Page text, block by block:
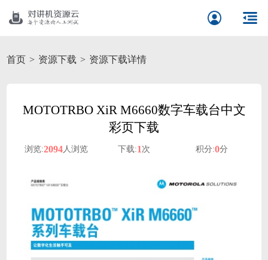
首页 资源下载 资源下载详情
MOTOTRBO XiR M6660数字车载台中文
彩页下载
浏览:2094人浏览 下载:1次 积分:0分